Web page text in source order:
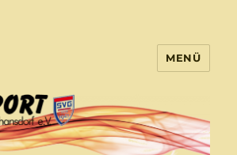
MENÜ